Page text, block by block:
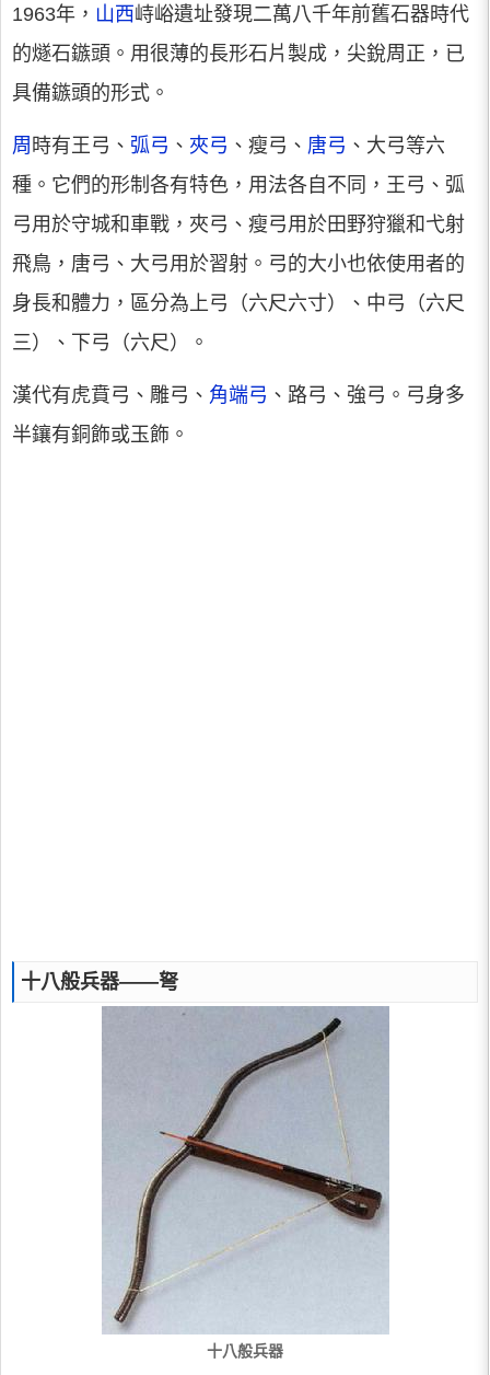
1963年， 山西峙峪遺址發現二萬八千年前舊石器時代
的燧石鏃頭。用很薄的長形石片製成，尖銳周正，已
具備鏃頭的形式。
周 時有王弓、 弧弓 、 夾弓 、瘦弓、 唐弓 、大弓等六
種。它們的形制各有特色，用法各自不同，王弓、弧
弓用於守城和車戰，夾弓、瘦弓用於田野狩獵和弋射
飛鳥，唐弓、大弓用於習射。弓的大小也依使用者的
身長和體力，區分為上弓（六尺六寸）、中弓（六尺
三）、下弓（六尺）。
漢代有虎賁弓、雕弓、 角端弓 、路弓、強弓。弓身多
半鑲有銅飾或玉飾。
十八般兵器——弩
十八般兵器